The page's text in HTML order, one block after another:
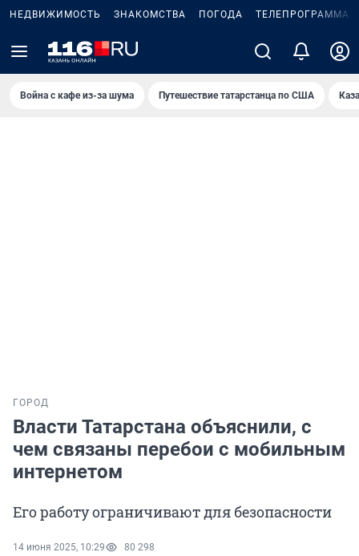
НЕДВИЖИМОСТЬ ЗНАКОМСТВА ПОГОДА ТЕЛЕПРОГРАММА
Война с кафе из-за шума Путешествие татарстанца по США
ГОРОД
Власти Татарстана объяснили, с
чем связаны перебои с мобильным
интернетом
Его работу ограничивают для безопасности
14 июня 2025, 10:29 80 298